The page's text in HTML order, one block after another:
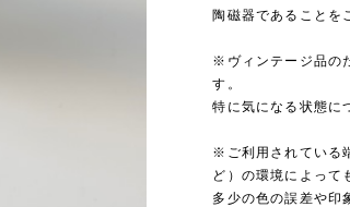
陶磁器であることを
※ヴィンテージ品の
す。
特に気になる状態に
※ご利用されている
ど）の環境によって
多少の色の誤差や印